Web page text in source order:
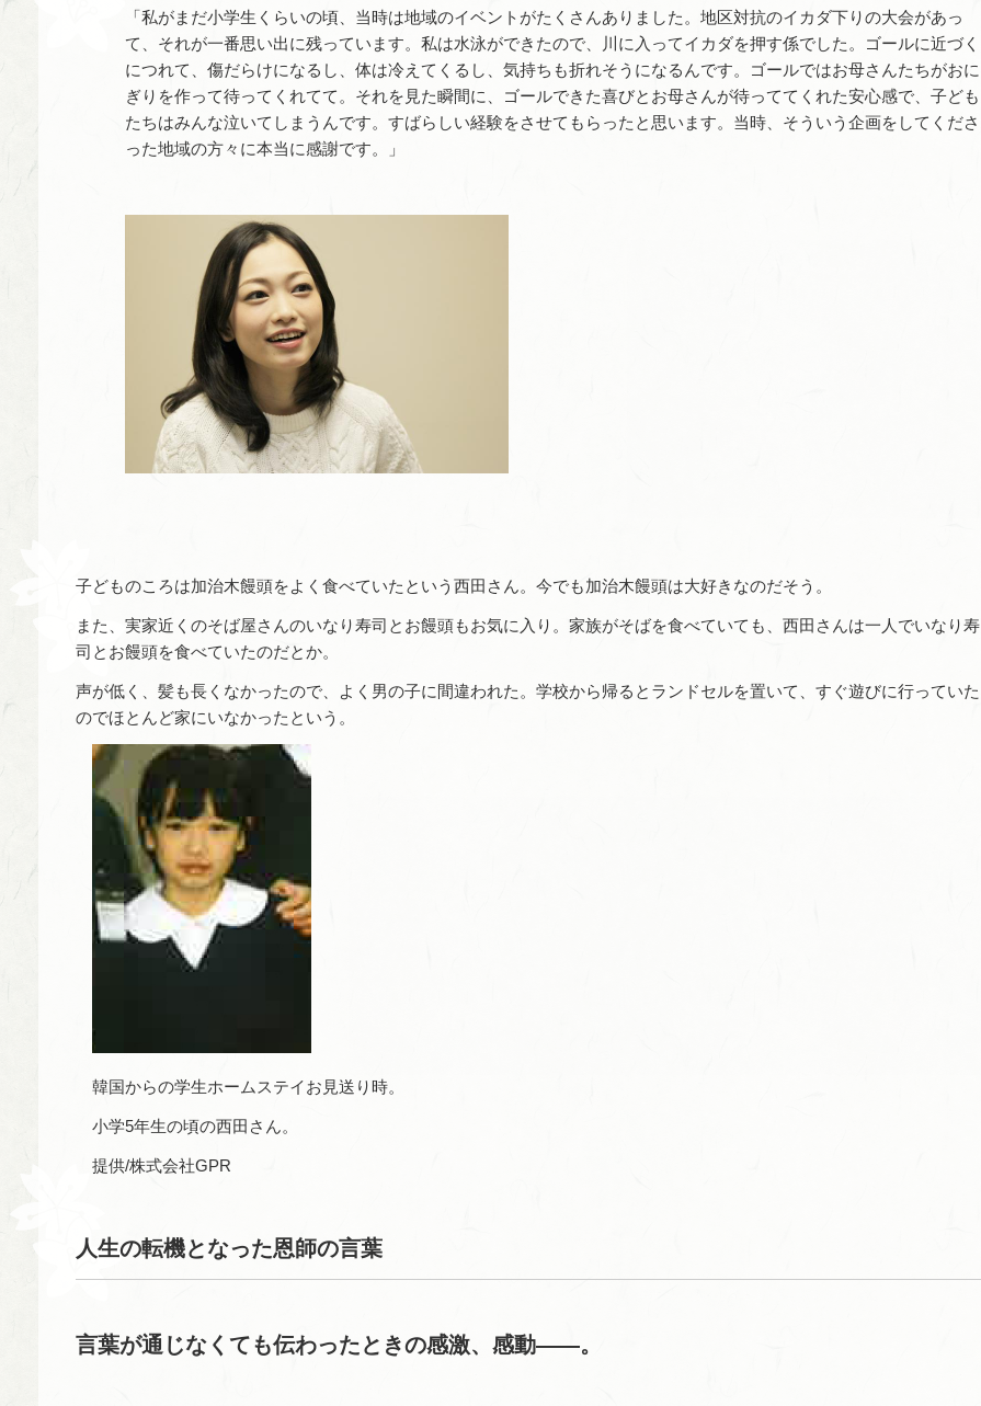
「私がまだ小学生くらいの頃、当時は地域のイベントがたくさんありました。地区対抗のイカダ下りの大会があっ
て、それが一番思い出に残っています。私は水泳ができたので、川に入ってイカダを押す係でした。ゴールに近づく
につれて、傷だらけになるし、体は冷えてくるし、気持ちも折れそうになるんです。ゴールではお母さんたちがおに
ぎりを作って待ってくれてて。それを見た瞬間に、ゴールできた喜びとお母さんが待っててくれた安心感で、子ども
たちはみんな泣いてしまうんです。すばらしい経験をさせてもらったと思います。当時、そういう企画をしてくださ
った地域の方々に本当に感謝です。」
子どものころは加治木饅頭をよく食べていたという西田さん。今でも加治木饅頭は大好きなのだそう。
また、実家近くのそば屋さんのいなり寿司とお饅頭もお気に入り。家族がそばを食べていても、西田さんは一人でいなり寿
司とお饅頭を食べていたのだとか。
声が低く、髪も長くなかったので、よく男の子に間違われた。学校から帰るとランドセルを置いて、すぐ遊びに行っていた
のでほとんど家にいなかったという。
韓国からの学生ホームステイお見送り時。
小学5年生の頃の西田さん。
提供/株式会社GPR
人生の転機となった恩師の言葉
言葉が通じなくても伝わったときの感激、感動――。